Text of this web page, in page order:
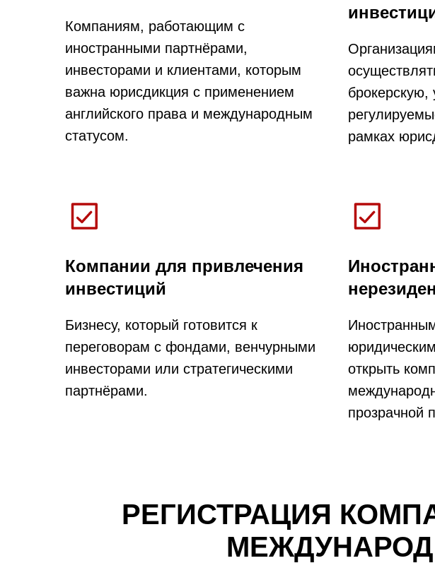
Компаниям, работающим с
иностранными партнёрами,
инвесторами и клиентами, которым
важна юрисдикция с применением
английского права и международным
статусом.
рамках
Компании для привлечения
инвестиций
Бизнесу, который готовится к
переговорам с фондами, венчурными
инвесторами или стратегическими
партнёрами.
открыть
прозрачной
РЕГИСТРАЦИЯ